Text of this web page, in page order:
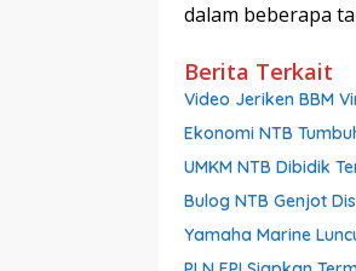
dalam beberapa
Berita Terkait
Video Jeriken BBM
Ekonomi NTB
UMKM NTB Dibidik
Bulog NTB Genjot
Yamaha Marine